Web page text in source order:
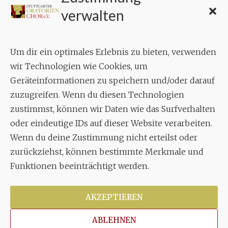
verwalten
Um dir ein optimales Erlebnis zu bieten, verwenden
wir Technologien wie Cookies, um
Geräteinformationen zu speichern und/oder darauf
zuzugreifen. Wenn du diesen Technologien
zustimmst, können wir Daten wie das Surfverhalten
oder eindeutige IDs auf dieser Website verarbeiten.
Wenn du deine Zustimmung nicht erteilst oder
zurückziehst, können bestimmte Merkmale und
Funktionen beeinträchtigt werden.
AKZEPTIEREN
ABLEHNEN
Geschäftsstelle:
Aixheimer Str. 18
70619 Stuttgart
MUSIK
Musikalischer Leiter:
Enrico Trummer
Tel.+49 (0)177 / 34 23 57 1
Facebook
TwitterYouTube